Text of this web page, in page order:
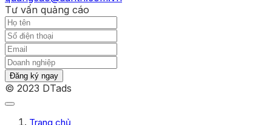
Tư vấn quảng cáo
Đăng ký ngay
© 2023 DTads
Trang chủ